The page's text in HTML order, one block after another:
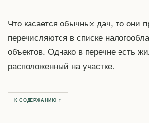
Что касается обычных дач, то они
перечисляются в списке
объектов. Однако в перечне есть
расположенный на участке.
К СОДЕРЖАНИЮ ↑